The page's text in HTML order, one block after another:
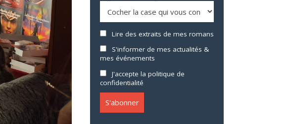
Lire des extraits de mes romans
S'informer de mes actualités &
mes événements
J'accepte la politique de
confidentialité